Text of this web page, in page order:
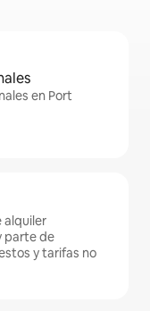
en Port
alquiler
parte de
y tarifas no